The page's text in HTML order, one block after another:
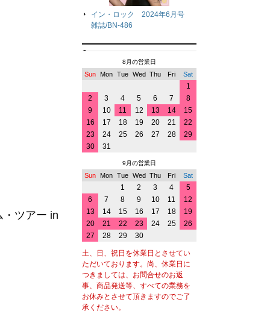
ツアー in
イン・ロック 2024年6月号
雑誌/BN-486
8月の営業日
Sun Mon Tue Wed Thu Fri Sat
1
2
3 4 5 6 7
8
9
10 11 12 13 14
15
16
17 18 19 20 21
22
23
24 25 26 27 28
29
30
31
9月の営業日
Sun Mon Tue Wed Thu Fri Sat
1 2 3 4
5
6
7 8 9 10 11
12
13
14 15 16 17 18
19
20
21 22 23 24 25
26
27
28 29 30
土、日、祝日を休業日とさせてい
ただいております。尚、休業日に
つきましては、お問合せのお返
事、商品発送等、すべての業務を
お休みとさせて頂きますのでご了
承ください。